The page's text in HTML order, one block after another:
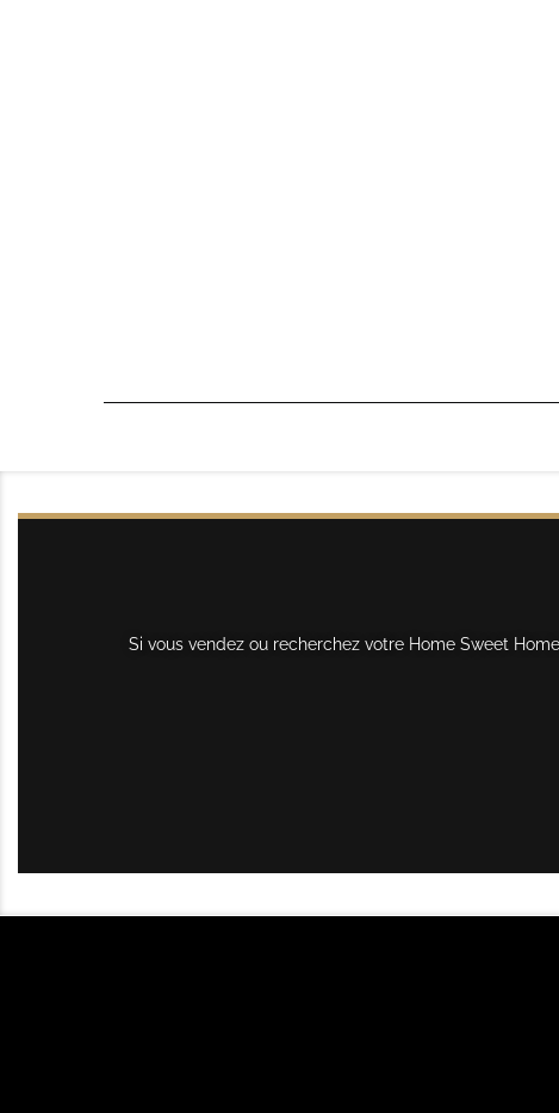
Si vous vendez ou recherchez votre Home Sweet